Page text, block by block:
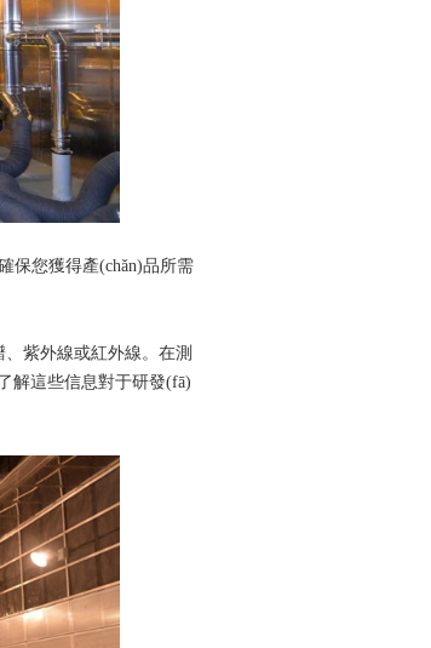
保您獲得產(chǎn)品所需
外線或紅外線。在測
。了解這些信息對于研發(fā)